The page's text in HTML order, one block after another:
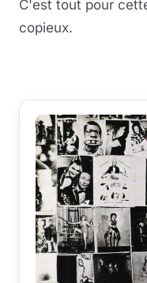
C'est tout pour
copieux.